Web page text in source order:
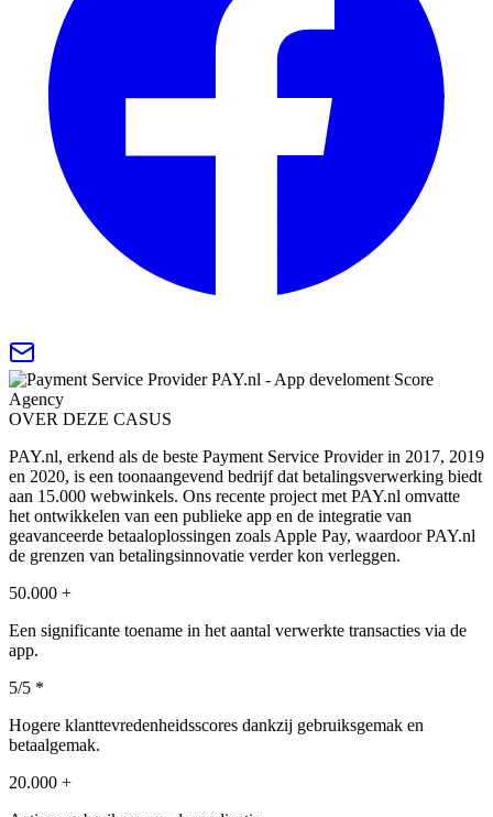
OVER DEZE CASUS
PAY.nl, erkend als de beste Payment Service Provider in 2017, 2019
en 2020, is een toonaangevend bedrijf dat betalingsverwerking biedt
aan 15.000 webwinkels. Ons recente project met PAY.nl omvatte
het ontwikkelen van een publieke app en de integratie van
geavanceerde betaaloplossingen zoals Apple Pay, waardoor PAY.nl
de grenzen van betalingsinnovatie verder kon verleggen.
50.000 +
Een significante toename in het aantal verwerkte transacties via de
app.
5/5 *
Hogere klanttevredenheidsscores dankzij gebruiksgemak en
betaalgemak.
20.000 +